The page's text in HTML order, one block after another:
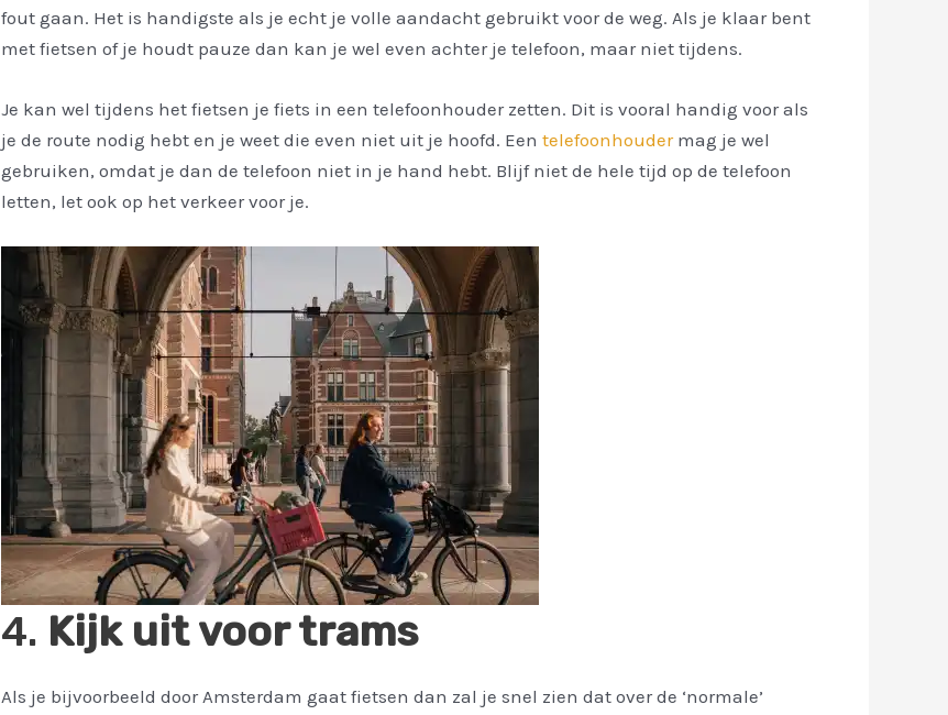
fout gaan. Het is handigste als je echt je volle aandacht gebruikt voor de weg. Als je klaar bent
met fietsen of je houdt pauze dan kan je wel even achter je telefoon, maar niet tijdens.
Je kan wel tijdens het fietsen je fiets in een telefoonhouder zetten. Dit is vooral handig voor als
je de route nodig hebt en je weet die even niet uit je hoofd. Een telefoonhouder mag je wel
gebruiken, omdat je dan de telefoon niet in je hand hebt. Blijf niet de hele tijd op de telefoon
letten, let ook op het verkeer voor je.
4. Kijk uit voor trams
Als je bijvoorbeeld door Amsterdam gaat fietsen dan zal je snel zien dat over de ‘normale’